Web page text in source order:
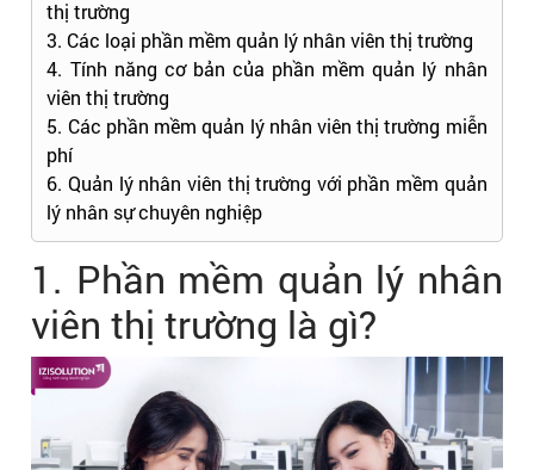
thị trường
3. Các loại phần mềm quản lý nhân viên thị trường
4. Tính năng cơ bản của phần mềm quản lý nhân
viên thị trường
5. Các phần mềm quản lý nhân viên thị trường miễn
phí
6. Quản lý nhân viên thị trường với phần mềm quản
lý nhân sự chuyên nghiệp
1. Phần mềm quản lý nhân
viên thị trường là gì?